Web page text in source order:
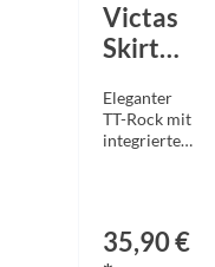
Victas
Skirt
schwar
z
Eleganter
TT-Rock mit
integrierter
Material.
35,90 €